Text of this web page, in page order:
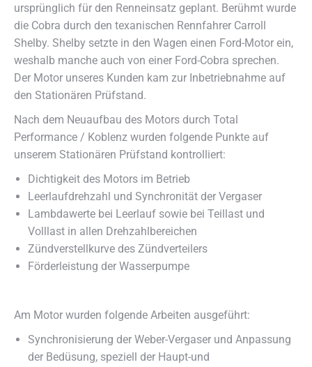
ursprünglich für den Renneinsatz geplant. Berühmt wurde
die Cobra durch den texanischen Rennfahrer Carroll
Shelby. Shelby setzte in den Wagen einen Ford-Motor ein,
weshalb manche auch von einer Ford-Cobra sprechen.
Der Motor unseres Kunden kam zur Inbetriebnahme auf
den Stationären Prüfstand.
Nach dem Neuaufbau des Motors durch Total
Performance / Koblenz wurden folgende Punkte auf
unserem Stationären Prüfstand kontrolliert:
Dichtigkeit des Motors im Betrieb
Leerlaufdrehzahl und Synchronität der Vergaser
Lambdawerte bei Leerlauf sowie bei Teillast und
Volllast in allen Drehzahlbereichen
Zündverstellkurve des Zündverteilers
Förderleistung der Wasserpumpe
Am Motor wurden folgende Arbeiten ausgeführt:
Synchronisierung der Weber-Vergaser und Anpassung
der Bedüsung, speziell der Haupt-und